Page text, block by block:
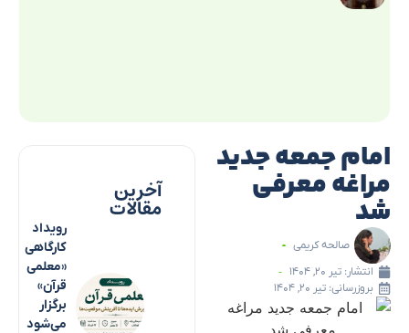
امام جمعه جدید
مراغه معرفی
شد
صالحه کریمی
انتشار: تیر ۲۰, ۱۴۰۴
بروزرسانی: تیر ۲۰, ۱۴۰۴
آخرین
مقالات
رویداد
کارگاهی
«معلمی
قرآن»
برگزار
می‌شود